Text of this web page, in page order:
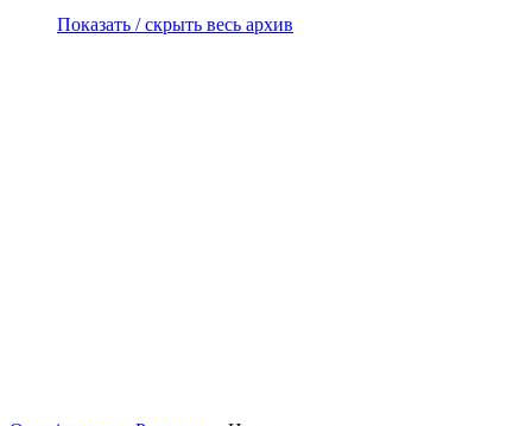
Показать / скрыть весь архив